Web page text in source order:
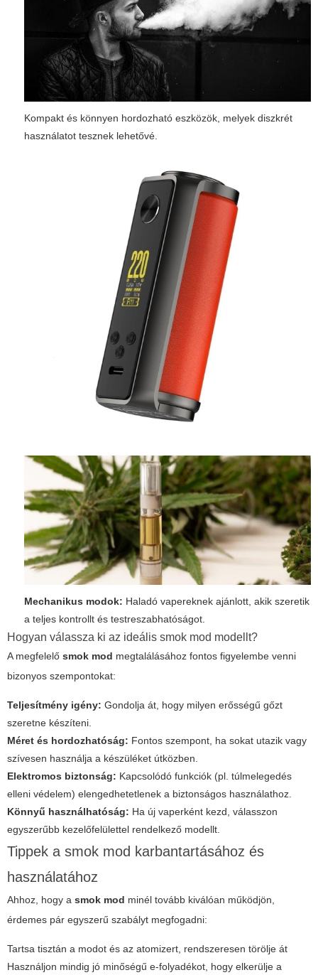
Kompakt és könnyen hordozható eszközök, melyek diszkrét
használatot tesznek lehetővé.
Mechanikus modok: Haladó vapereknek ajánlott, akik szeretik
a teljes kontrollt és testreszabhatóságot.
Hogyan válassza ki az ideális smok mod modellt?
A megfelelő smok mod megtalálásához fontos figyelembe venni
bizonyos szempontokat:
Teljesítmény igény: Gondolja át, hogy milyen erősségű gőzt
szeretne készíteni.
Méret és hordozhatóság: Fontos szempont, ha sokat utazik vagy
szívesen használja a készüléket útközben.
Elektromos biztonság: Kapcsolódó funkciók (pl. túlmelegedés
elleni védelem) elengedhetetlenek a biztonságos használathoz.
Könnyű használhatóság: Ha új vaperként kezd, válasszon
egyszerűbb kezelőfelülettel rendelkező modellt.
Tippek a smok mod karbantartásához és
használatához
Ahhoz, hogy a smok mod minél tovább kiválóan működjön,
érdemes pár egyszerű szabályt megfogadni:
Tartsa tisztán a modot és az atomizert, rendszeresen törölje át
Használjon mindig jó minőségű e-folyadékot, hogy elkerülje a